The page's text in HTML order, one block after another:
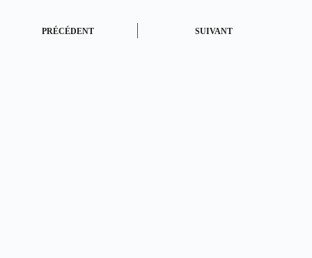
PRÉCÉDENT SUIVANT